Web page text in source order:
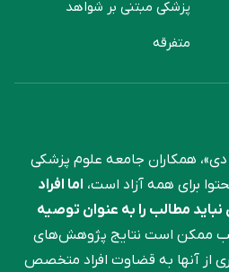
پزشکی مبتنی بر شواهد
متفرقه
همکاران جامعه علوم ‌پزشکی
برای همه آزاد است، اما افراد
مطالب را به عنوان توصیه
ممکن است نتایج پژوهش‌های
از آنها به قضاوت افراد متخصص